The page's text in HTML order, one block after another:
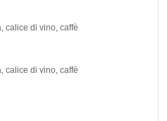
calice di vino, caffè
calice di vino, caffè